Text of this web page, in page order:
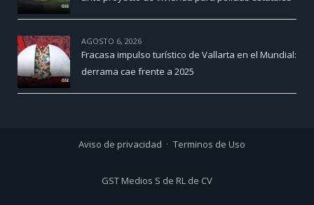
AGOSTO 6, 2026
Fracasa impulso turístico de Vallarta en el Mundial:
derrama cae frente a 2025
Aviso de privacidad Terminos de Uso
GST Medios S de RL de CV